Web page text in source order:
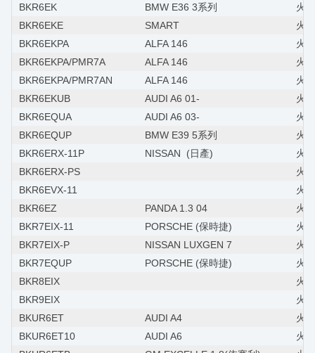
BKR6EK
BMW E36 3系列
火
BKR6EKE
SMART
火
BKR6EKPA
ALFA 146
火
BKR6EKPA/PMR7A
ALFA 146
火
BKR6EKPA/PMR7AN
ALFA 146
火
BKR6EKUB
AUDI A6 01-
火
BKR6EQUA
AUDI A6 03-
火
BKR6EQUP
BMW E39 5系列
火
BKR6ERX-11P
NISSAN (日產)
火
BKR6ERX-PS
火
BKR6EVX-11
火
BKR6EZ
PANDA 1.3 04
火
BKR7EIX-11
PORSCHE (保時捷)
火
BKR7EIX-P
NISSAN LUXGEN 7
火
BKR7EQUP
PORSCHE (保時捷)
火
BKR8EIX
火
BKR9EIX
火
BKUR6ET
AUDI A4
火
BKUR6ET10
AUDI A6
火